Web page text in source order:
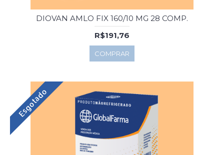
DIOVAN AMLO FIX 160/10 MG 28 COMP.
R$191,76
COMPRAR
Esgotado